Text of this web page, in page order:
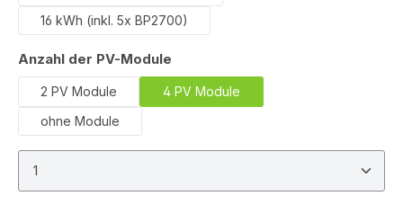
16 kWh (inkl. 5x BP2700)
Anzahl der PV-Module
2 PV Module
4 PV Module
ohne Module
Produkt Anzahl: Gib den gewünschten Wert ein